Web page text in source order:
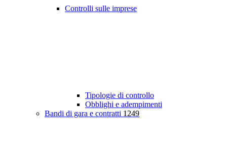
Controlli sulle imprese
Tipologie di controllo
Obblighi e adempimenti
Bandi di gara e contratti 1249